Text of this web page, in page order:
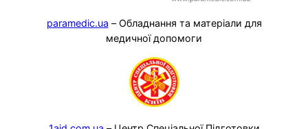
paramedic.ua – Обладнання та матеріали для
медичної допомоги